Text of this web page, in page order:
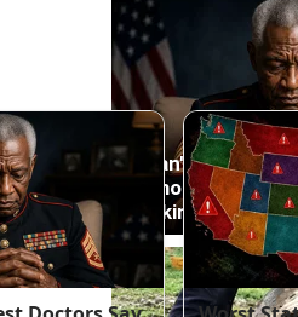
Japan's Greatest
Memory Loss
Drinking These 3